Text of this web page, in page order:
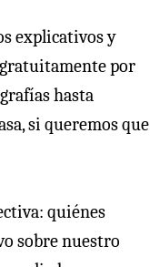
explicativos y
por
hasta
si queremos que
quiénes
sobre nuestro